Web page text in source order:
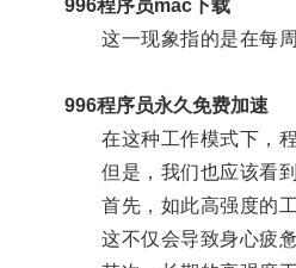
996程序员mac下载
这一现象指的是在每周
996程序员永久免费加速
在这种工作模式下，程
但是，我们也应该看到
首先，如此高强度的工
这不仅会导致身心疲惫